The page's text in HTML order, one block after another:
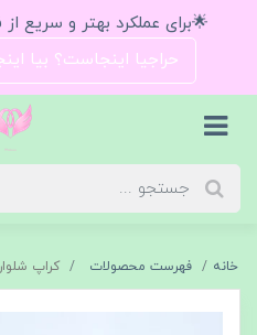
🌟برای عملکرد بهتر و سریع
حراجیا اینجاست؟ بیا
خانه فهرست محصولات کراپ شلوار